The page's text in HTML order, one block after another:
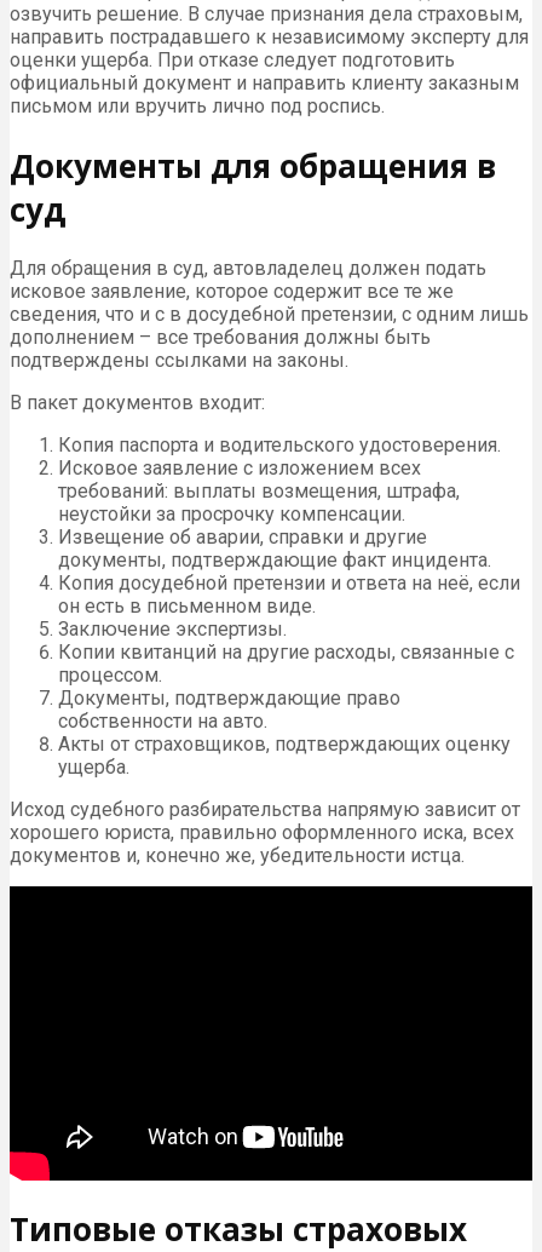
озвучить решение. В случае признания дела страховым,
направить пострадавшего к независимому эксперту для
оценки ущерба. При отказе следует подготовить
официальный документ и направить клиенту заказным
письмом или вручить лично под роспись.
Документы для обращения в
суд
Для обращения в суд, автовладелец должен подать
исковое заявление, которое содержит все те же
сведения, что и с в досудебной претензии, с одним лишь
дополнением – все требования должны быть
подтверждены ссылками на законы.
В пакет документов входит:
Копия паспорта и водительского удостоверения.
Исковое заявление с изложением всех
требований: выплаты возмещения, штрафа,
неустойки за просрочку компенсации.
Извещение об аварии, справки и другие
документы, подтверждающие факт инцидента.
Копия досудебной претензии и ответа на неё, если
он есть в письменном виде.
Заключение экспертизы.
Копии квитанций на другие расходы, связанные с
процессом.
Документы, подтверждающие право
собственности на авто.
Акты от страховщиков, подтверждающих оценку
ущерба.
Исход судебного разбирательства напрямую зависит от
хорошего юриста, правильно оформленного иска, всех
документов и, конечно же, убедительности истца.
Типовые отказы страховых